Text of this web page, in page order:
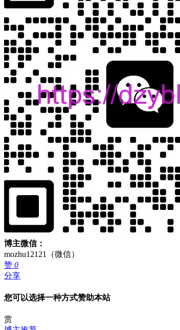
博主微信：
mozhu12121（微信）
赞 0
分享
您可以选择一种方式赞助本站
赏